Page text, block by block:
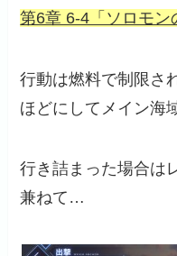
第6章 6-4「ソロモン
行動は燃料で制限さ
ほどにしてメイン海
行き詰まった場合は
兼ねて…